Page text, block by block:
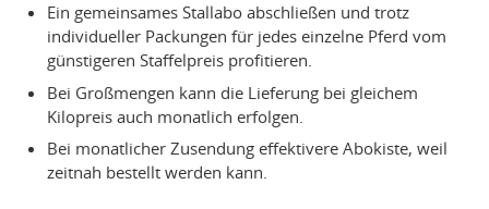
Ein gemeinsames Stallabo abschließen und trotz
individueller Packungen für jedes einzelne Pferd vom
günstigeren Staffelpreis profitieren.
Bei Großmengen kann die Lieferung bei gleichem
Kilopreis auch monatlich erfolgen.
Bei monatlicher Zusendung effektivere Abokiste, weil
zeitnah bestellt werden kann.